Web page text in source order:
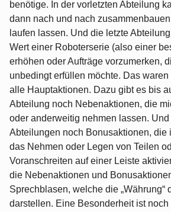
benötige. In der vorletzten Abteilung
dann nach und nach
laufen lassen. Und die letzte
Wert einer Roboterserie (also einer
erhöhen oder Aufträge vorzumerken,
unbedingt erfüllen möchte. Das
alle Hauptaktionen. Dazu gibt es bis
Abteilung noch Nebenaktionen, die
oder anderweitig nehmen lassen.
Abteilungen noch Bonusaktionen, die
das Nehmen oder Legen von Teilen
Voranschreiten auf einer Leiste
die Nebenaktionen und
Sprechblasen, welche die „Währung“
darstellen. Eine Besonderheit ist